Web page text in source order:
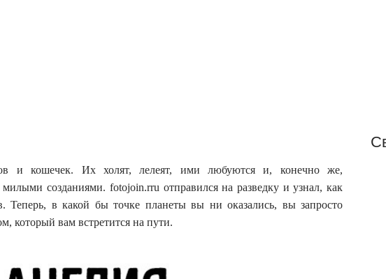
и кошечек. Их холят, лелеят, ими любуются и, конечно же,
милыми созданиями. fotojoin.rru отправился на разведку и узнал, как
Теперь, в какой бы точке планеты вы ни оказались, вы запросто
который вам встретится на пути.